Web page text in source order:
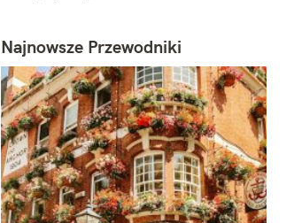
Najnowsze Przewodniki